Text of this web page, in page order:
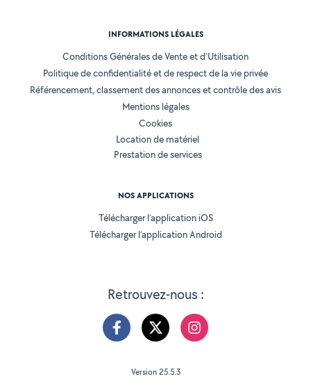
Retrouvez-nous :
INFORMATIONS LÉGALES
Conditions Générales de Vente et d'Utilisation
Politique de confidentialité et de respect de la vie privée
Référencement, classement des annonces et contrôle des avis
Mentions légales
Cookies
Location de matériel
Prestation de services
NOS APPLICATIONS
Télécharger l’application iOS
Télécharger l’application Android
Version 25.5.3